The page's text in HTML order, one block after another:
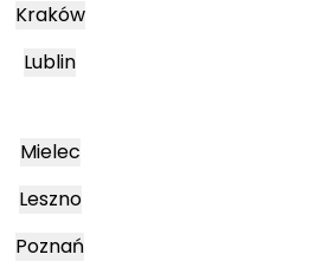
Kraków
Lublin
Mielec
Leszno
Poznań